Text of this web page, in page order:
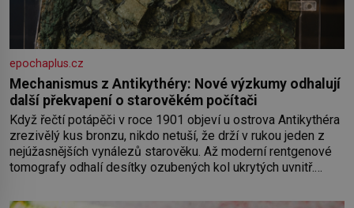
epochaplus.cz
Mechanismus z Antikythéry: Nové výzkumy odhalují
další překvapení o starověkém počítači
Když řečtí potápěči v roce 1901 objeví u ostrova Antikythéra
zrezivělý kus bronzu, nikdo netuší, že drží v rukou jeden z
nejúžasnějších vynálezů starověku. Až moderní rentgenové
tomografy odhalí desítky ozubených kol ukrytých uvnitř.
známý analogový počítač na světě. Přesto ani po více než